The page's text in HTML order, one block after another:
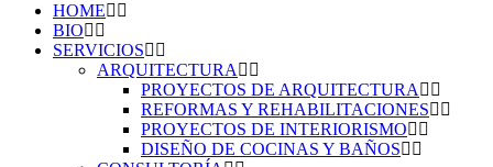
HOME
BIO
SERVICIOS
ARQUITECTURA
PROYECTOS DE ARQUITECTURA
REFORMAS Y REHABILITACIONES
PROYECTOS DE INTERIORISMO
DISEÑO DE COCINAS Y BAÑOS